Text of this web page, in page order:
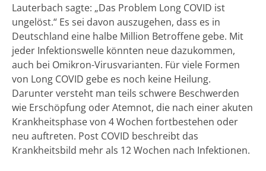
Lauterbach sagte: „Das Problem Long COVID ist
ungelöst.“ Es sei davon auszugehen, dass es in
Deutschland eine halbe Million Betroffene gebe. Mit
jeder Infektionswelle könnten neue dazukommen,
auch bei Omikron-Virusvarianten. Für viele Formen
von Long COVID gebe es noch keine Heilung.
Darunter versteht man teils schwere Beschwerden
wie Erschöpfung oder Atemnot, die nach einer akuten
Krankheitsphase von 4 Wochen fortbestehen oder
neu auftreten. Post COVID beschreibt das
Krankheitsbild mehr als 12 Wochen nach Infektionen.